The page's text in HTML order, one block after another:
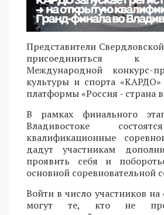
Представители
присоединиться к
Международной конкурс-
культуры и спорта «КАРДО»
платформы «Россия - страна
В рамках финального
Владивостоке
квалификационные
дадут участникам
проявить себя и
основной соревновательной
Войти в число участников
могут те, кто не